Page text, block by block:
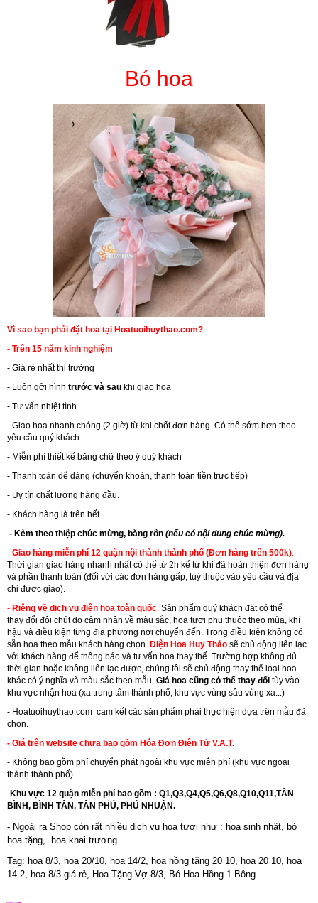
Bó hoa
Vì sao bạn phải đặt hoa tại Hoatuoihuythao.com?
- Trên 15 năm kinh nghiệm
- Giá rẻ nhất thị trường
- Luôn gởi hình trước và sau khi giao hoa
- Tư vấn nhiệt tình
- Giao hoa nhanh chóng (2 giờ) từ khi chốt đơn hàng. Có thể sớm hơn theo
yêu cầu quý khách
- Miễn phí thiết kế băng chữ theo ý quý khách
- Thanh toán dể dàng (chuyển khoản, thanh toán tiền trực tiếp)
- Uy tín chất lượng hàng đầu.
- Khách hàng là trên hết
- Kèm theo thiệp chúc mừng, băng rôn (nếu có nội dung chúc mừng).
- Giao hàng miễn phí 12 quận nội thành thành phố (Đơn hàng trên 500k).
Thời gian giao hàng nhanh nhất có thể từ 2h kể từ khi đã hoàn thiện đơn hàng
và phần thanh toán (đối với các đơn hàng gấp, tuỳ thuộc vào yêu cầu và địa
chỉ được giao).
- Riêng về dịch vụ điện hoa toàn quốc. Sản phẩm quý khách đặt có thể
thay đổi đôi chút do cảm nhận về màu sắc, hoa tươi phụ thuộc theo mùa, khí
hậu và điều kiện từng địa phương nơi chuyển đến. Trong điều kiện không có
sẵn hoa theo mẫu khách hàng chọn. Điện Hoa Huy Thảo sẽ chủ động liên lạc
với khách hàng để thông báo và tư vấn hoa thay thế. Trường hợp không đủ
thời gian hoặc không liên lạc được, chúng tôi sẽ chủ động thay thế loại hoa
khác có ý nghĩa và màu sắc theo mẫu. Giá hoa cũng có thể thay đổi tùy vào
khu vực nhận hoa (xa trung tâm thành phố, khu vực vùng sâu vùng xa...)
- Hoatuoihuythao.com cam kết các sản phẩm phải thực hiện dựa trên mẫu đã
chọn.
- Giá trên website chưa bao gồm Hóa Đơn Điện Tử V.A.T.
- Không bao gồm phí chuyển phát ngoài khu vực miễn phí (khu vực ngoại
thành thành phố)
-Khu vực 12 quận miễn phí bao gồm : Q1,Q3,Q4,Q5,Q6,Q8,Q10,Q11,TÂN
BÌNH, BÌNH TÂN, TÂN PHÚ, PHÚ NHUẬN.
- Ngoài ra Shop còn rất nhiều dịch vu hoa tươi như : hoa sinh nhật, bó
hoa tặng, hoa khai trương.
Tag: hoa 8/3, hoa 20/10, hoa 14/2, hoa hồng tặng 20 10, hoa 20 10, hoa
14 2, hoa 8/3 giá rẻ, Hoa Tặng Vợ 8/3, Bó Hoa Hồng 1 Bông